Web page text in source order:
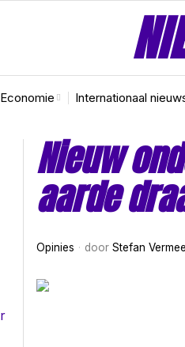
Economie Internationaal
Nieuw
aarde
Opinies door Stefan